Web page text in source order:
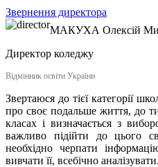
Звернення директора
МАКУХА Олексій
Директор коледжу
Відмінник освіти України
Звертаюся до тієї категорії
про своє подальше життя, до
класах і визначається з
важливо підійти до цього
необхідно черпати
вивчати її, всебічно